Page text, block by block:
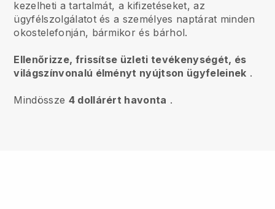
kezelheti a tartalmát, a kifizetéseket, az
ügyfélszolgálatot és a személyes naptárat minden
okostelefonján, bármikor és bárhol.
Ellenőrizze, frissítse üzleti tevékenységét, és
világszínvonalú élményt nyújtson ügyfeleinek .
Mindössze 4 dollárért havonta .